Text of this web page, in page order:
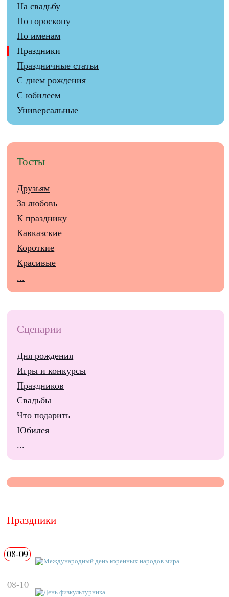
На свадьбу
По гороскопу
По именам
Праздники
Праздничные статьи
С днем рождения
С юбилеем
Универсальные
Тосты
Друзьям
За любовь
К празднику
Кавказские
Короткие
Красивые
...
Сценарии
Дня рождения
Игры и конкурсы
Праздников
Свадьбы
Что подарить
Юбилея
...
Праздники
08-09
Международный день коренных народов мира
08-10
День физкультурника